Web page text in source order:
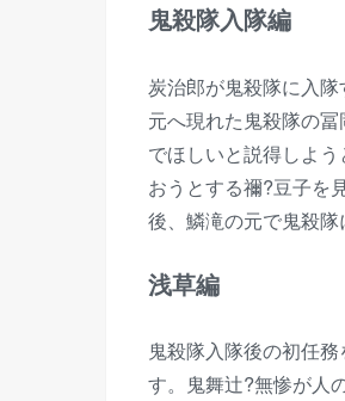
鬼殺隊入隊編
炭治郎が鬼殺隊に入
元へ現れた鬼殺隊の
でほしいと説得しよ
おうとする禰?豆子を
後、鱗滝の元で鬼殺
浅草編
鬼殺隊入隊後の初任
す。鬼舞辻?無惨が人